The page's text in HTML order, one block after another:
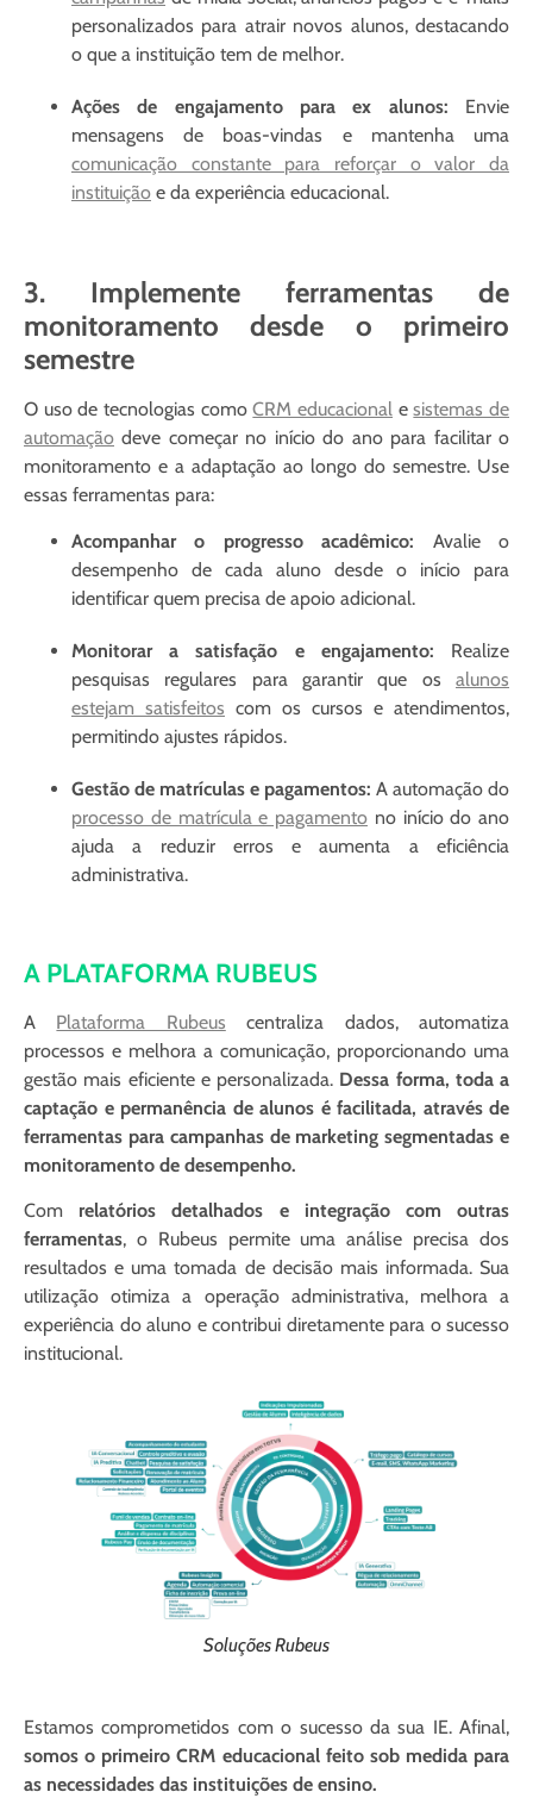
personalizados para atrair novos alunos, destacando
o que a instituição tem de melhor.
Ações de engajamento para ex alunos: Envie
mensagens de boas-vindas e mantenha uma
comunicação constante para reforçar o valor da
instituição e da experiência educacional.
3. Implemente ferramentas de
monitoramento desde o primeiro
semestre
O uso de tecnologias comoCRM educacional esistemas de
automação deve começar no início do ano para facilitar o
monitoramento e a adaptação ao longo do semestre. Use
essas ferramentas para:
Acompanhar o progresso acadêmico: Avalie o
desempenho de cada aluno desde o início para
identificar quem precisa de apoio adicional.
Monitorar a satisfação e engajamento: Realize
pesquisas regulares para garantir que os alunos
estejam satisfeitos com os cursos e atendimentos,
permitindo ajustes rápidos.
Gestão de matrículas e pagamentos: A automação do
processo de matrícula e pagamento no início do ano
ajuda a reduzir erros e aumenta a eficiência
administrativa.
A PLATAFORMA RUBEUS
A Plataforma Rubeus centraliza dados, automatiza
processos e melhora a comunicação, proporcionando uma
gestão mais eficiente e personalizada. Dessa forma, toda a
captação e permanência de alunos é facilitada, através de
ferramentas para campanhas de marketing segmentadas e
monitoramento de desempenho.
Com relatórios detalhados e integração com outras
ferramentas, o Rubeus permite uma análise precisa dos
resultados e uma tomada de decisão mais informada. Sua
utilização otimiza a operação administrativa, melhora a
experiência do aluno e contribui diretamente para o sucesso
institucional.
Soluções Rubeus
Estamos comprometidos com o sucesso da sua IE. Afinal,
somos o primeiro CRM educacional feito sob medida para
as necessidades das instituições de ensino.